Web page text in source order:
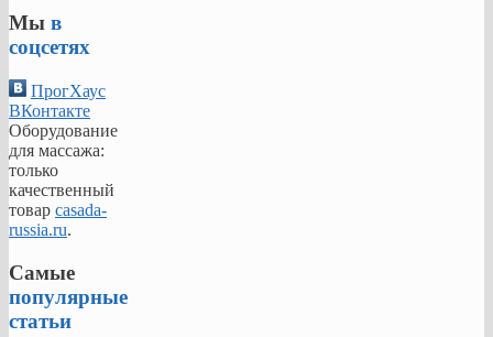
могут
создавать,
изменять
параметры
учетных
записей,
также
изменять
пользователей
группах.
Это
Мы в
соцсетях
ПрогХаус
ВКонтакте
Оборудование
для массажа:
только
качественный
товар casada-
russia.ru.
Самые
популярные
статьи